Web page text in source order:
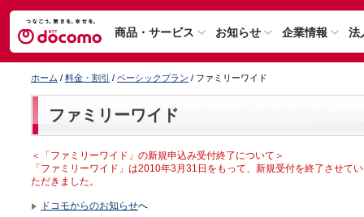
商品・サービス お知らせ 企業情報 法
ホーム / 料金・割引 / ベーシックプラン / ファミリーワイド
ファミリーワイド
＜「ファミリーワイド」の新規申込み受付終了について＞
「ファミリーワイド」は2010年3月31日をもって、新規受付を終了させてい
ただきました。
ドコモからのお知らせへ